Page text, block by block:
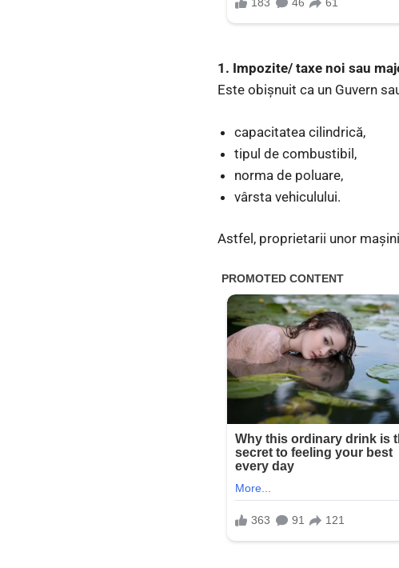
1. Impozite/ taxe noi sau
Este obișnuit ca un Guvern
capacitatea cilindrică,
tipul de combustibil,
norma de poluare,
vârsta vehiculului.
Astfel, proprietarii unor